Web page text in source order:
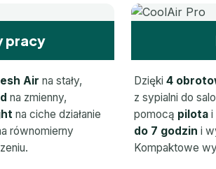
pracy
Air na stały,
na zmienny,
na ciche działanie
równomierny
Dzięki 4
z sypialni do
pomocą pilota i
do 7 godzin i
Kompaktowe